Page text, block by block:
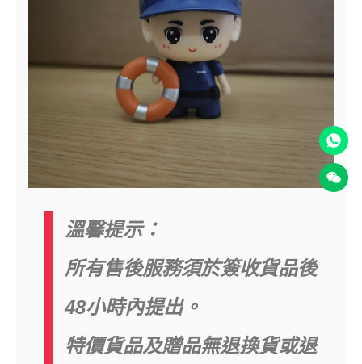
溫馨提示：
所有售後服務須於簽收貨品後
48小時內提出。
特價貨品及贈品無退換貨或退